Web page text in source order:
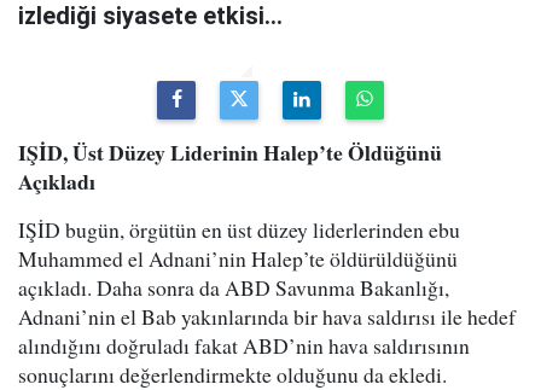
izlediği siyasete etkisi...
IŞİD, Üst Düzey Liderinin Halep’te Öldüğünü
Açıkladı
IŞİD bugün, örgütün en üst düzey liderlerinden ebu
Muhammed el Adnani’nin Halep’te öldürüldüğünü
açıkladı. Daha sonra da ABD Savunma Bakanlığı,
Adnani’nin el Bab yakınlarında bir hava saldırısı ile hedef
alındığını doğruladı fakat ABD’nin hava saldırısının
sonuçlarını değerlendirmekte olduğunu da ekledi.